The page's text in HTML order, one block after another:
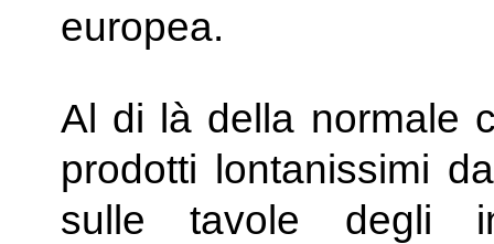
europea.
Al di là della normale
prodotti lontanissimi
sulle tavole degli